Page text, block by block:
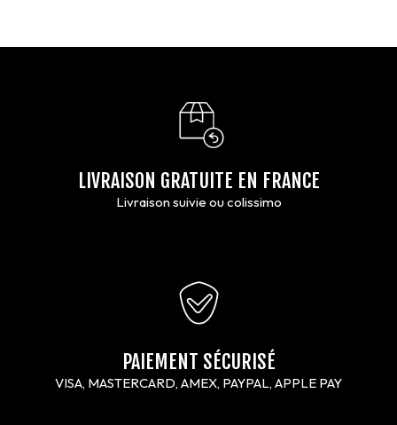
LIVRAISON GRATUITE EN FRANCE
Livraison suivie ou colissimo
PAIEMENT SÉCURISÉ
VISA, MASTERCARD, AMEX, PAYPAL, APPLE PAY